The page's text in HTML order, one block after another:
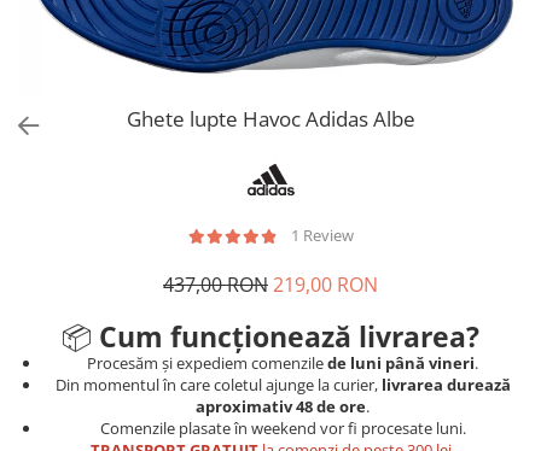
Placi de spargere
Recuperare si incalzire
Accesorii Antrenor
Greutati Fitness
Linie Kempo
Jachete
Rucsacuri si genti
Tape
Ghete lupte Havoc Adidas Albe
1 Review
437,00 RON219,00 RON
📦 Cum funcționează livrarea?
Procesăm și expediem comenzilede luni până vineri.
Din momentul în care coletul ajunge la curier, livrarea durează
aproximativ 48 de ore.
Comenzile plasate în weekend vor fi procesate luni.